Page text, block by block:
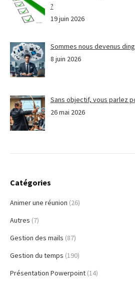
?
19 juin 2026
Sommes nous devenus
8 juin 2026
Sans objectif, vous parlez
26 mai 2026
Catégories
Animer une réunion (26)
Autres (7)
Gestion des mails (87)
Gestion du temps (190)
Présentation Powerpoint (14)